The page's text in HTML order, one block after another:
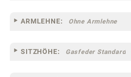
ARMLEHNE: Ohne Armlehne
SITZHÖHE: Gasfeder Standard